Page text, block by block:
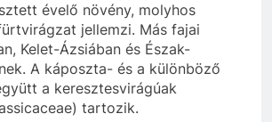
évelő növény, molyhos
jellemzi. Más fajai
Kelet-Ázsiában és Észak-
A káposzta- és a különböző
a keresztesvirágúak
tartozik.